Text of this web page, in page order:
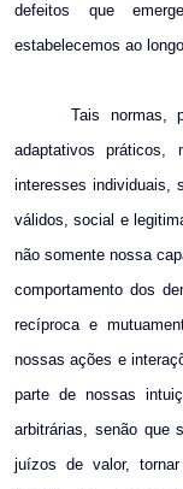
defeitos que
estabelecemos ao
Tais normas,
adaptativos
interesses individuais,
válidos, social e
não somente nossa
comportamento dos
recíproca e
nossas ações e
parte de nossas
arbitrárias, senão que
juízos de valor,